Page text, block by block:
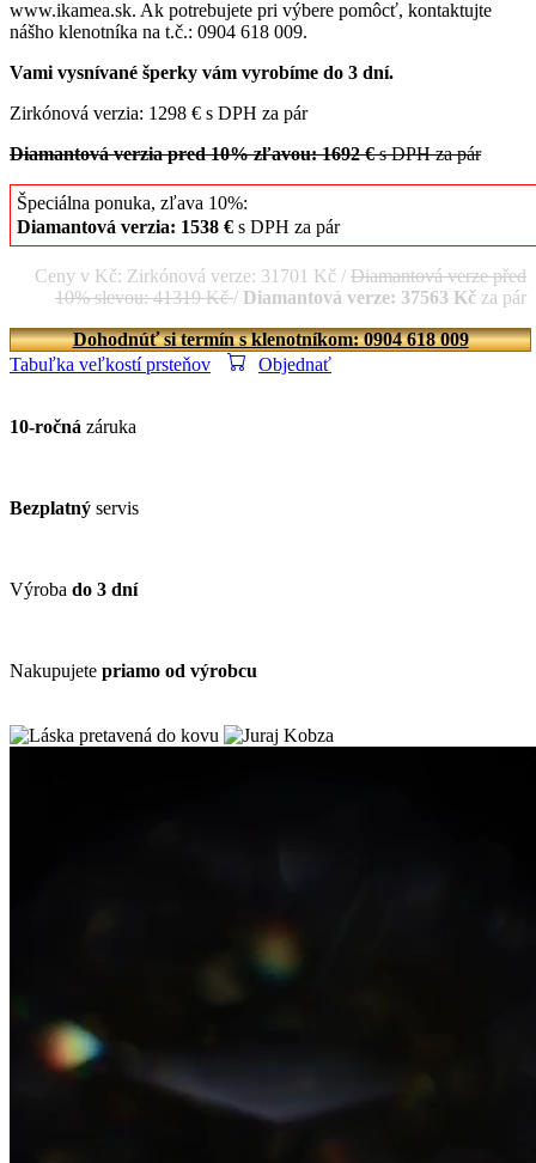
www.ikamea.sk. Ak potrebujete pri výbere pomôcť, kontaktujte
nášho klenotníka na t.č.: 0904 618 009.
Vami vysnívané šperky vám vyrobíme do 3 dní.
Zirkónová verzia: 1298 € s DPH za pár
Diamantová verzia pred 10% zľavou: 1692 €s DPH za pár
Špeciálna ponuka, zľava 10%:
Diamantová verzia: 1538 € s DPH za pár
Ceny v Kč: Zirkónová verze: 31701 Kč / Diamantová verze před
10% slevou: 41319 Kč/ Diamantová verze: 37563 Kč za pár
Dohodnúť si termín s klenotníkom: 0904 618 009
Tabuľka veľkostí prsteňov
Objednať
10-ročná záruka
Bezplatný servis
Výroba do 3 dní
Nakupujete priamo od výrobcu